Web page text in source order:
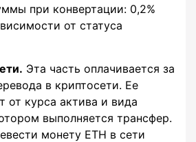
при конвертации: 0,2%
от статуса
Эта часть оплачивается за
в криптосети. Ее
от курса актива и вида
выполняется трансфер.
монету ETH в сети